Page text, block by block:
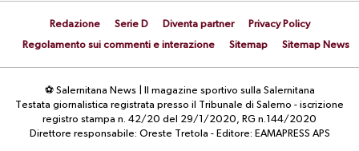
Redazione Serie D Diventa partner
Privacy Policy
Regolamento sui commenti e interazione
Sitemap Sitemap News
⚽ Salernitana News | Il magazine sportivo sulla Salernitana
Testata giornalistica registrata presso il Tribunale di Salerno - iscrizione
registro stampa n. 42/20 del 29/1/2020, RG n.144/2020
Direttore responsabile: Oreste Tretola - Editore: EAMAPRESS APS